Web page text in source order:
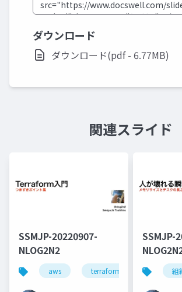
ダウンロード
ダウンロード(pdf - 6.77MB)
関連スライド
SSMJP-20220907-
NLOG2N2
aws terraform iac
SSMJP-
組